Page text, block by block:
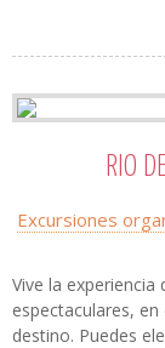
RIO
Excursiones
Vive la
espectaculares,
destino. Puedes